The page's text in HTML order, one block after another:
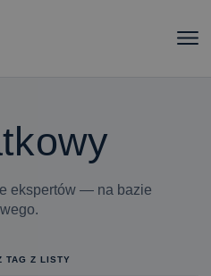
ekspertów — na bazie
TAG Z LISTY